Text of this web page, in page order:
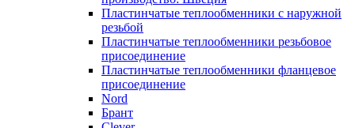
Пластинчатые теплообменники с наружной
резьбой
Пластинчатые теплообменники резьбовое
присоединение
Пластинчатые теплообменники фланцевое
присоединение
Nord
Брант